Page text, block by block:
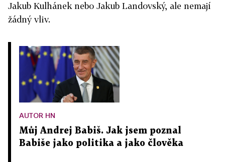
Jakub Kulhánek nebo Jakub Landovský, ale nemají
žádný vliv.
AUTOR HN
Můj Andrej Babiš. Jak jsem poznal
Babiše jako politika a jako člověka